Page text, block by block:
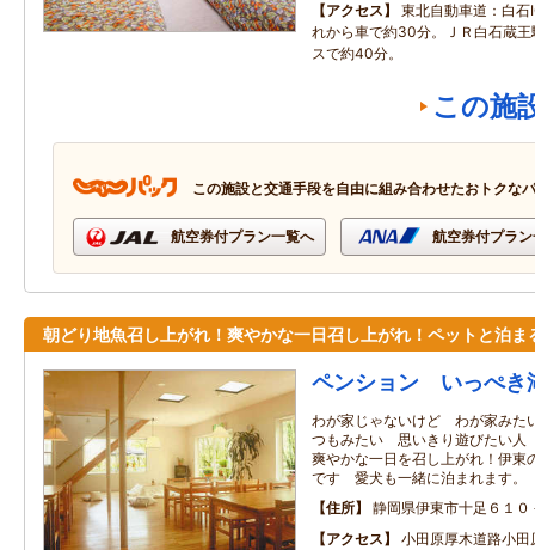
アクセス
東北自動車道：白
れから車で約30分。ＪＲ白石蔵
スで約40分。
この施
この施設と交通手段を自由に組み合わせたおトクな
航空券付プラン一覧へ 航空券付プラ
朝どり地魚召し上がれ！爽やかな一日召し上がれ！ペットと泊ま
ペンション いっぺき
わが家じゃないけど わが家み
つもみたい 思いきり遊びたい
爽やかな一日を召し上がれ！伊東
です 愛犬も一緒に泊まれます。
住所
静岡県伊東市十足６１
アクセス
小田原厚木道路小